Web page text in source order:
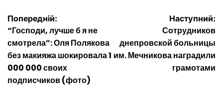
Навігація
записів
Попередній:
“Господи, лучше б я не
смотрела”: Оля Полякова
без макияжа шокировала 1
000 000 своих
подписчиков (фото)
Наступний:
Сотрудников
днепровской больницы
им. Мечникова наградили
грамотами